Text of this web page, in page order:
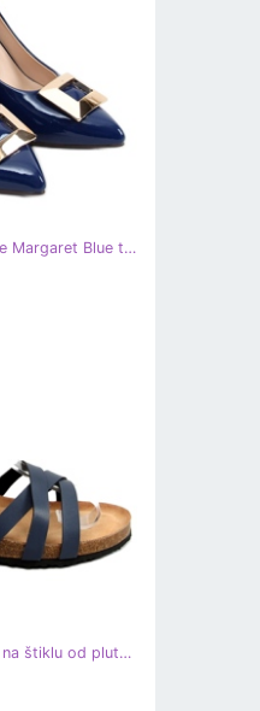
Lakirane visoke potpetice Margaret Blue tamnoplava
Mornarskoplave sandale na štiklu od plute H072 tamnoplava